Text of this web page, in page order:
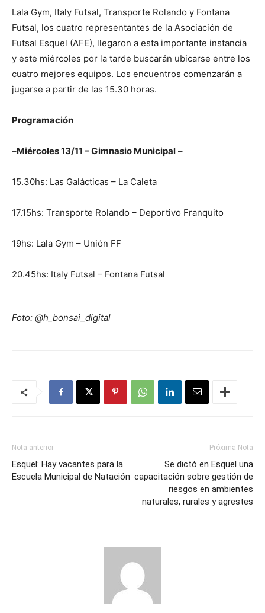
Lala Gym, Italy Futsal, Transporte Rolando y Fontana
Futsal, los cuatro representantes de la Asociación de
Futsal Esquel (AFE), llegaron a esta importante instancia
y este miércoles por la tarde buscarán ubicarse entre los
cuatro mejores equipos. Los encuentros comenzarán a
jugarse a partir de las 15.30 horas.
Programación
–Miércoles 13/11 – Gimnasio Municipal –
15.30hs: Las Galácticas – La Caleta
17.15hs: Transporte Rolando – Deportivo Franquito
19hs: Lala Gym – Unión FF
20.45hs: Italy Futsal – Fontana Futsal
Foto: @h_bonsai_digital
Nota anterior
Esquel: Hay vacantes para la
Escuela Municipal de Natación
Próxima Nota
Se dictó en Esquel una
capacitación sobre gestión de
riesgos en ambientes
naturales, rurales y agrestes